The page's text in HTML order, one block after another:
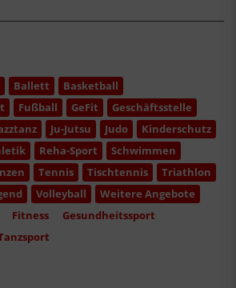
Ballett
Basketball
Fußball GeFit
Geschäftsstelle
Ju-Jutsu Judo
Kinderschutz
Reha-Sport
Schwimmen
Tennis Tischtennis
Triathlon
Volleyball
Weitere Angebote
Fitness
Gesundheitssport